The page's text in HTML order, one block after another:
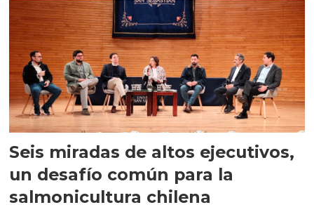
Seis miradas de altos ejecutivos,
un desafío común para la
salmonicultura chilena